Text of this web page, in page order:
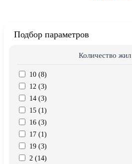
Подбор параметров
Количество жил
10 (8)
12 (3)
14 (3)
15 (1)
16 (3)
17 (1)
19 (3)
2 (14)